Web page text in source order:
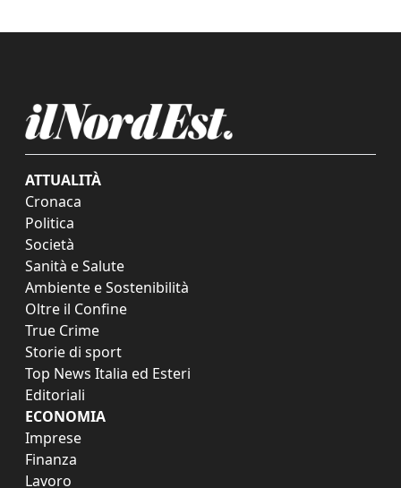
ATTUALITÀ
Cronaca
Politica
Società
Sanità e Salute
Ambiente e Sostenibilità
Oltre il Confine
True Crime
Storie di sport
Top News Italia ed Esteri
Editoriali
ECONOMIA
Imprese
Finanza
Lavoro